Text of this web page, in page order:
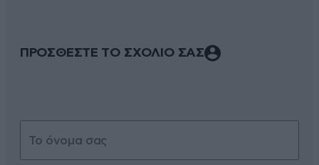
ΠΡΟΣΘΕΣΤΕ ΤΟ ΣΧΟΛΙΟ ΣΑΣ